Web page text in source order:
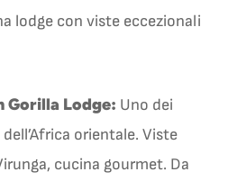
lodge con viste eccezionali
Gorilla Lodge: Uno dei
orientale. Viste
cucina gourmet. Da